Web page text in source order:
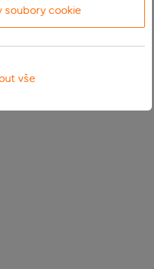
soubory cookie
vše